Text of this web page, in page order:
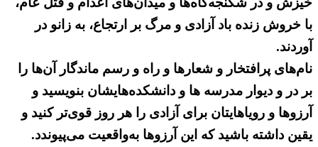
با خروش زنده باد آزادی و مرگ بر ارتجاع، به زانو در
آوردند.
نام‌های پرافتخار و شعارها و راه و رسم ماندگار آن‌ها را
بر در و دیوار مدرسه ها و دانشکده‌هایشان بنویسید و
آرزوها و رویاهایتان برای آزادی را هر روز قوی‌تر کنید و
یقین داشته باشید که این آرزوها به‌واقعیت می‌پیوندد.